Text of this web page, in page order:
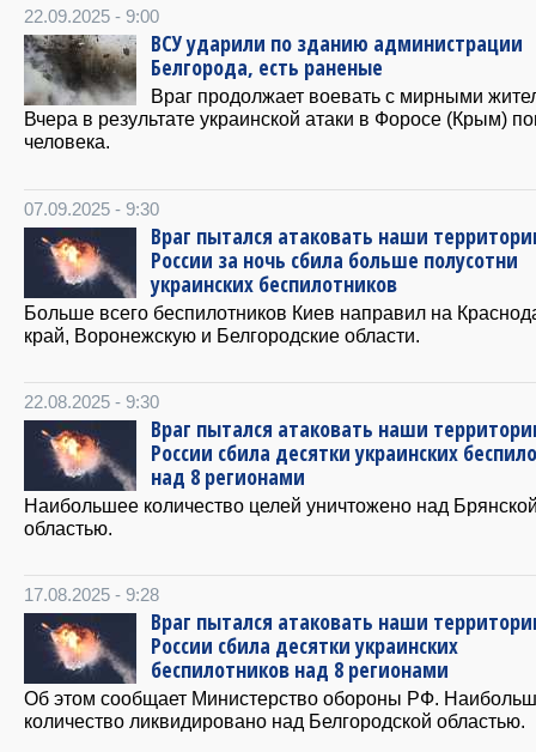
22.09.2025 - 9:00
ВСУ ударили по зданию администрации
Белгорода, есть раненые
Враг продолжает воевать с мирными
Вчера в результате украинской атаки в Форосе (Крым)
человека.
07.09.2025 - 9:30
Враг пытался атаковать наши
России за ночь сбила больше полусотни
украинских беспилотников
Больше всего беспилотников Киев направил на
край, Воронежскую и Белгородские области.
22.08.2025 - 9:30
Враг пытался атаковать наши
России сбила десятки украинских
над 8 регионами
Наибольшее количество целей уничтожено над
областью.
17.08.2025 - 9:28
Враг пытался атаковать наши
России сбила десятки украинских
беспилотников над 8 регионами
Об этом сообщает Министерство обороны РФ.
количество ликвидировано над Белгородской областью.